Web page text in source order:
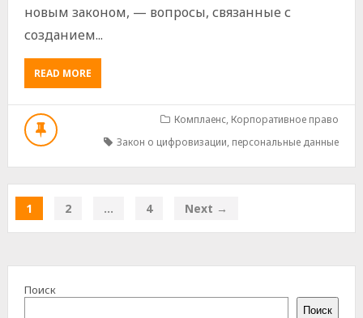
новым законом, — вопросы, связанные с
созданием...
READ MOREABOUT
ЗАКОН
О
ЦИФРОВИЗАЦИИ
НАЦИОНАЛЬНОЙ
ЭКОНОМИКИ
(СОЗДАНИЕ
ТОЧКИ
Комплаенс, Корпоративное право
Закон о цифровизации, персональные данные
1 2 … 4 Next →
Поиск
Поиск